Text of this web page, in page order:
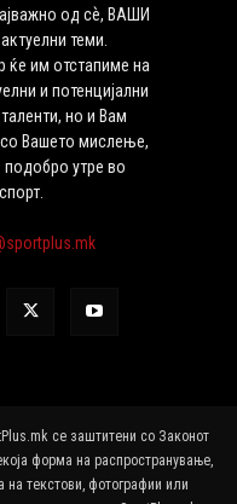
од сѐ, ВАШИ
теми.
ќе им отстапиме на
и потенцијални
но и Вам
со Вашето мислење,
утре во
се заштитени со Законот
форма на распространување,
на текстови, фотографии или